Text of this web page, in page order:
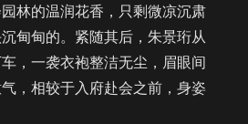
林的温润花香，只剩微凉沉肃
甸甸的。紧随其后，朱景珩从
，一袭衣袍整洁无尘，眉眼间
，相较于入府赴会之前，身姿